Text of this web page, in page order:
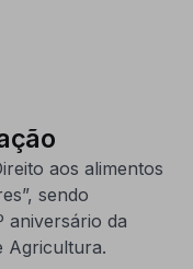
aos alimentos
sendo
aniversário da
Agricultura.